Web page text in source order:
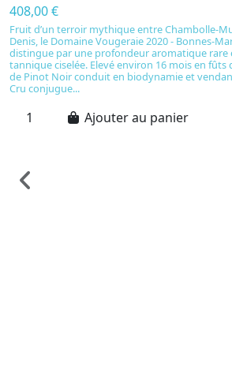
408,00 €
Fruit d’un terroir mythique entre Chambolle-
Denis, le Domaine Vougeraie 2020 - Bonnes-
distingue par une profondeur aromatique rare
tannique ciselée. Elevé environ 16 mois en fûts
de Pinot Noir conduit en biodynamie et
Cru conjugue...
Ajouter au panier